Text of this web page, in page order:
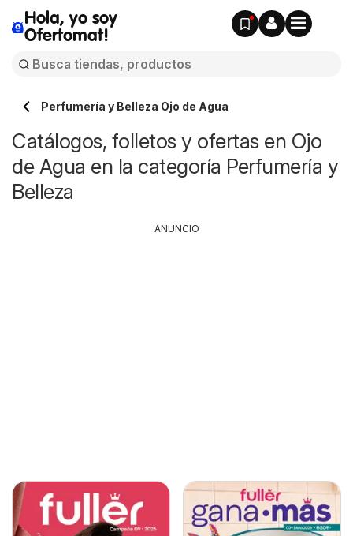
Hola, yo soy
Ofertomat!
Perfumería y Belleza Ojo de Agua
Catálogos, folletos y ofertas en Ojo
de Agua en la categoría Perfumería y
Belleza
ANUNCIO